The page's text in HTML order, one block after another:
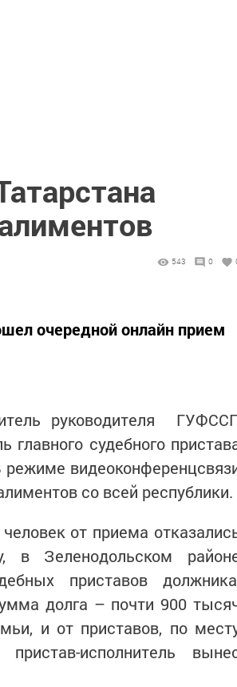
543 0
очередной онлайн прием
руководителя
главного судебного
со всей республики.
от приема
Зеленодольском
приставов
долга – почти 900
и от приставов, по
исполнитель